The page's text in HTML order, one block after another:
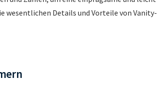
wesentlichen Details und Vorteile von Vanity-